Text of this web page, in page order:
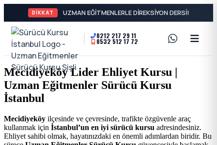
DİKKAT UZMAN EĞİT
Sürücü
Kursu
İstanbul
-
A2
Motor
Ehliyeti
ve
Özel
Direksiyon
0212 217 29 11
0532 512 17 72
Mecidiyeköy Lider Ehliyet Kursu |
Uzman Eğitmenler Sürücü Kursu
İstanbul
Mecidiyeköy ilçesinde ve çevresinde, trafikte özgüvenle araç
kullanmak için İstanbul’un en iyi sürücü kursu adresindesiniz.
Ehliyet sahibi olmak, hayatınızdaki en önemli adımlardan biridir. Bu